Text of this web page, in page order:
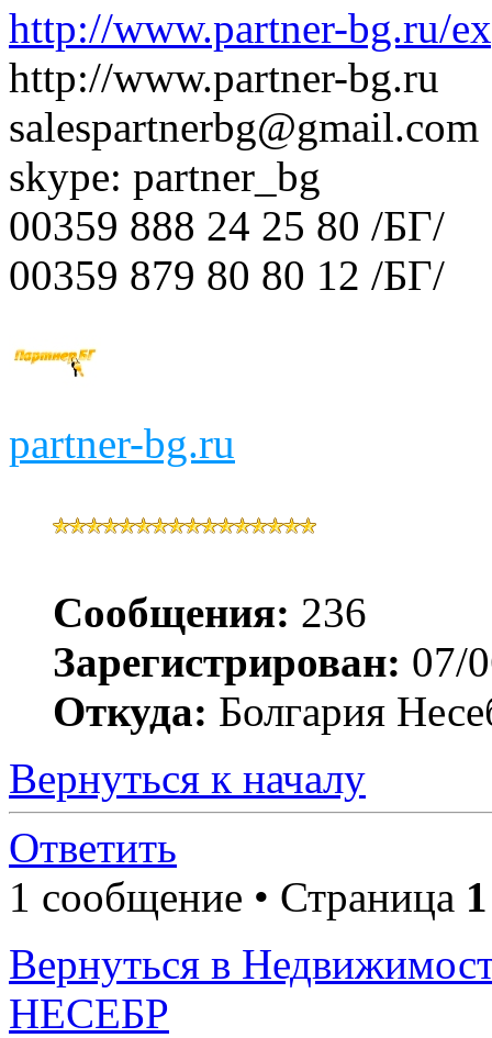
http://www.partner-bg.ru/
http://www.partner-bg.ru
salespartnerbg@gmail.com
skype: partner_bg
00359 888 24 25 80 /БГ/
00359 879 80 80 12 /БГ/
partner-bg.ru
Сообщения: 236
Зарегистрирован: 07/
Откуда: Болгария
Вернуться к началу
Ответить
1 сообщение • Страница 1
Вернуться в
НЕСЕБР